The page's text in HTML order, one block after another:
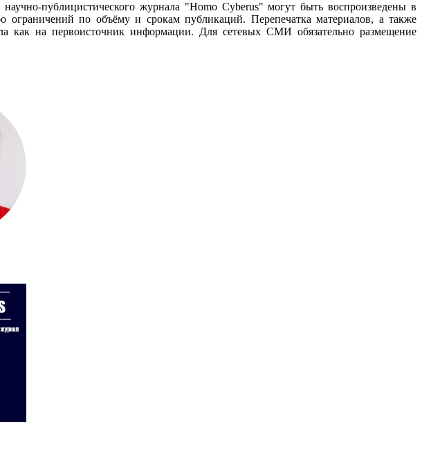
публицистического журнала "Homo Cyberus" могут быть воспроизведены в
по объёму и срокам публикаций. Перепечатка материалов, а также
как на первоисточник информации. Для сетевых СМИ обязательно размещение